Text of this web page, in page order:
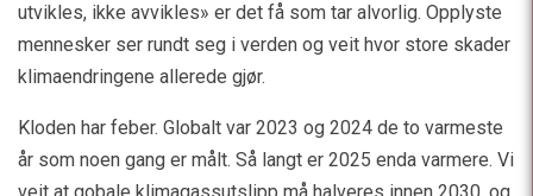
utvikles, ikke avvikles» er det få som tar alvorlig. Opplyste
mennesker ser rundt seg i verden og veit hvor store skader
klimaendringene allerede gjør.
Kloden har feber. Globalt var 2023 og 2024 de to varmeste
år som noen gang er målt. Så langt er 2025 enda varmere. Vi